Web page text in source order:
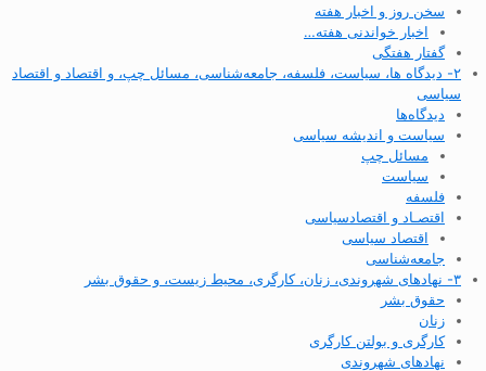
سخن روز و اخبار هفته
اخبار خواندنی هفته…
گفتار هفتگی
۲- دیدگاه ها، سیاست، فلسفه، جامعه‌شناسی، مسائل چپ، و اقتصاد و اقتصاد
سیاسی
دیدگاه‌ها
سیاست و اندیشه سیاسی
مسائل چپ
سیاست
فلسفه
اقتصـاد و اقتصاد‌سیاسی
اقتصاد سیاسی
جامعه‌شناسی
۳- نهادهای شهروندی، زنان، کارگری، محیط زیست، و حقوق بشر
حقوق بشر
زنان
کارگری و بولتن کارگری
نهادهای شهروندی